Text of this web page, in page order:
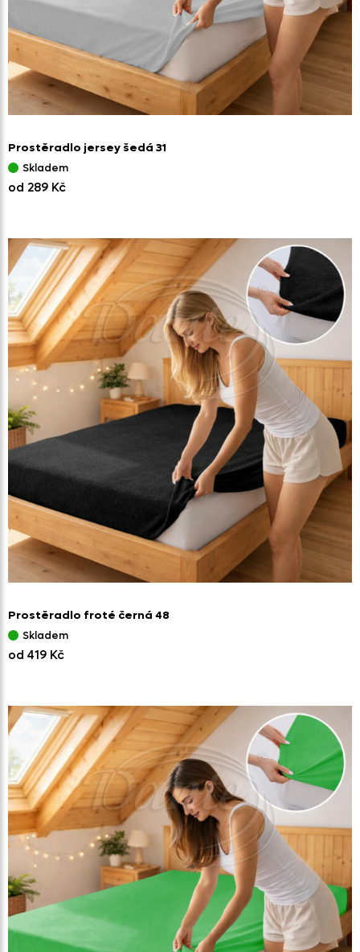
Prostěradlo jersey šedá 31
Skladem
od 289 Kč
Prostěradlo froté černá 48
Skladem
od 419 Kč